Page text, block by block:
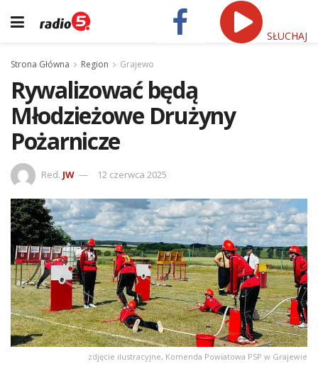
SŁUCHAJ
Strona Główna Region Grajewo
Rywalizować będą
Młodzieżowe Drużyny
Pożarnicze
Red. JW 12 czerwca 2025
zdjęcie ilustracyjne, Komenda Powiatowa PSP w Grajewie